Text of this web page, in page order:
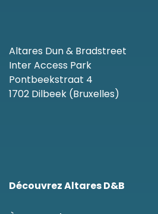
Altares Dun & Bradstreet
Inter Access Park
Pontbeekstraat 4
1702 Dilbeek (Bruxelles)
Découvrez Altares D&B